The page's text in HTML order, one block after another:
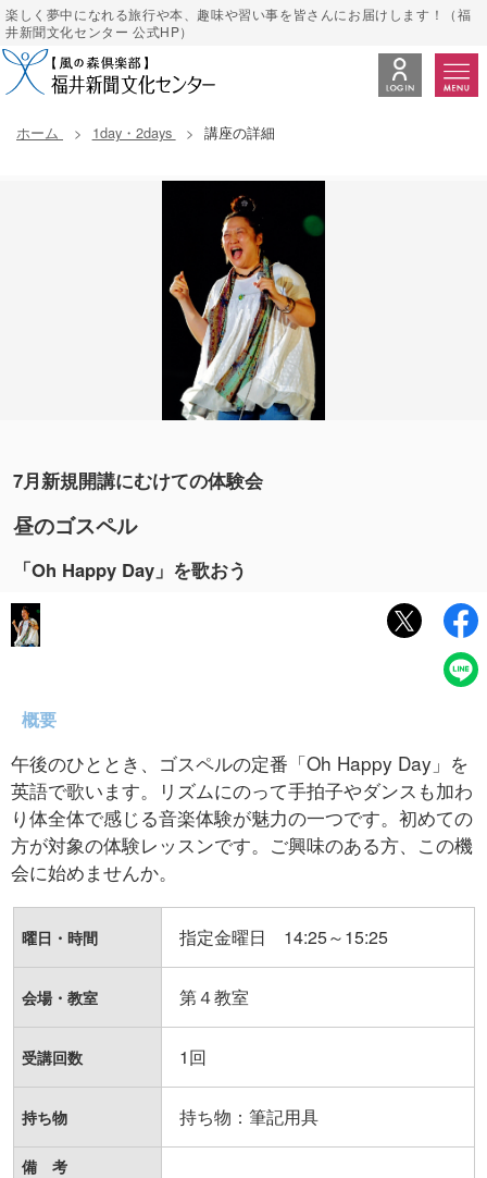
楽しく夢中になれる旅行や本、趣味や習い事を皆さんにお届けします！（福
井新聞文化センター 公式HP）
ホーム 1day・2days 講座の詳細
7月新規開講にむけての体験会
昼のゴスペル
「Oh Happy Day」を歌おう
概要
午後のひととき、ゴスペルの定番「Oh Happy Day」を
英語で歌います。リズムにのって手拍子やダンスも加わ
り体全体で感じる音楽体験が魅力の一つです。初めての
方が対象の体験レッスンです。ご興味のある方、この機
会に始めませんか。
曜日・時間 指定金曜日 14:25～15:25
会場・教室 第４教室
受講回数 1回
持ち物 持ち物：筆記用具
備 考